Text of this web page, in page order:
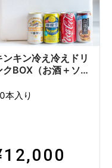
ンキン冷え冷えドリ
クBOX（お酒＋ソフ
本入り
12,000